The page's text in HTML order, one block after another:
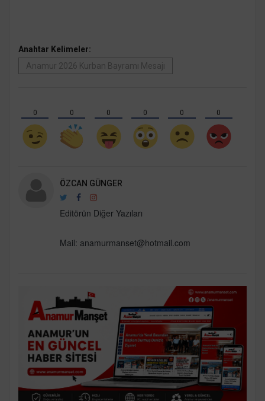
Anahtar Kelimeler:
Anamur 2026 Kurban Bayramı Mesajı
0 0 0 0 0 0
ÖZCAN GÜNGER
Editörün Diğer Yazıları
Mail: anamurmanset@hotmail.com